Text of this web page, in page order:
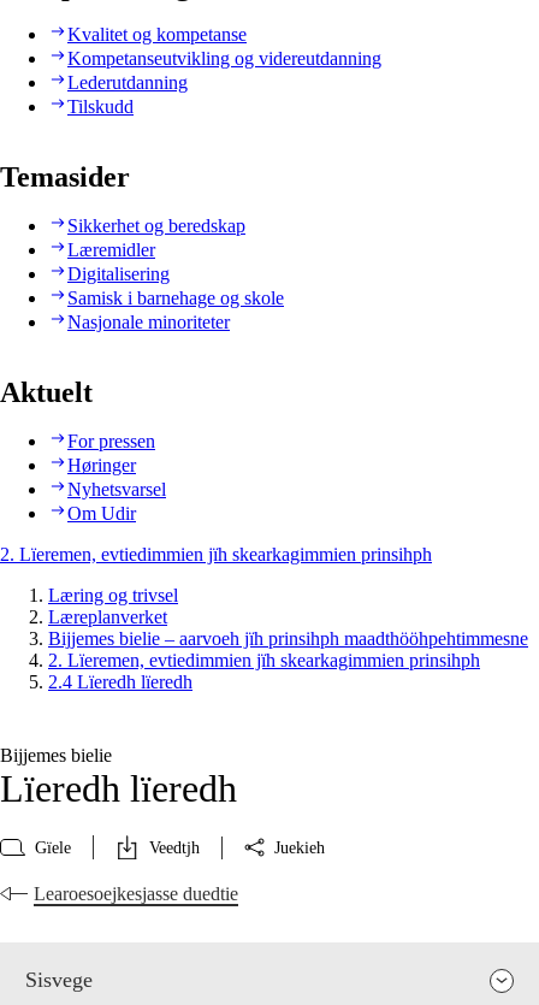
Kvalitet og kompetanse
Kompetanseutvikling og videreutdanning
Lederutdanning
Tilskudd
Temasider
Sikkerhet og beredskap
Læremidler
Digitalisering
Samisk i barnehage og skole
Nasjonale minoriteter
Aktuelt
For pressen
Høringer
Nyhetsvarsel
Om Udir
2. Lïeremen, evtiedimmien jïh skearkagimmien prinsihph
Læring og trivsel
Læreplanverket
Bijjemes bielie – aarvoeh jïh prinsihph maadthööhpehtimmesne
2. Lïeremen, evtiedimmien jïh skearkagimmien prinsihph
2.4 Lïeredh lïeredh
Bijjemes bielie
Lïeredh lïeredh
Gïele Veedtjh Juekieh
Learoesoejkesjasse duedtie
Sisvege